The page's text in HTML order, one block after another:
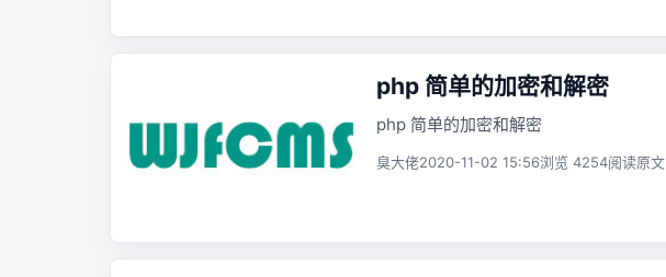
php 简单的加密和解密
php 简单的加密和解密
臭大佬2020-11-02 15:56浏览 4254阅读原文